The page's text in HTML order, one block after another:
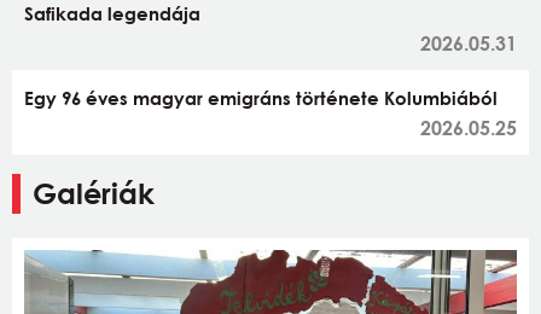
Safikada legendája
2026.05.31
Egy 96 éves magyar emigráns története Kolumbiából
2026.05.25
Galériák